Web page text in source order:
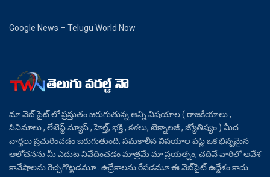
Google News – Telugu World Now
మా వెబ్ సైట్ లో ప్రస్తుతం జరుగుతున్న అన్ని విషయాల ( రాజకీయాలు ,
సినిమాలు , లేటెస్ట్ న్యూస్ , హెల్త్, భక్తి , కళలు, టెక్నాలజీ , జ్యోతిష్యం ) మీద
వార్తలు ప్రచురించడం జరుగుతుంది, సమకాలీన విషయాల పట్ల ఒక భిన్నమైన
ఆలోచనను మీ ఎదుట నివేదించడం మాత్రమే మా ప్రయత్నం, చదివే వారిలో ఆవేశ
కావేషాలను రెచ్చగొట్టడమూ.. ఉద్రేకాలను రేపడమూ ఈ వెబ్‌సైట్ ఉద్దేశం కాదు.